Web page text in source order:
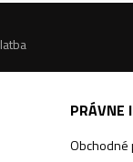
PRÁVNE
Obchodné